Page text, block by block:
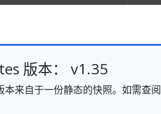
版本： v1.35
来自于一份静态的快照。如需查阅